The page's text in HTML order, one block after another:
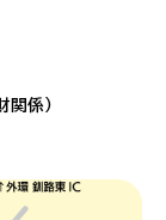
係）